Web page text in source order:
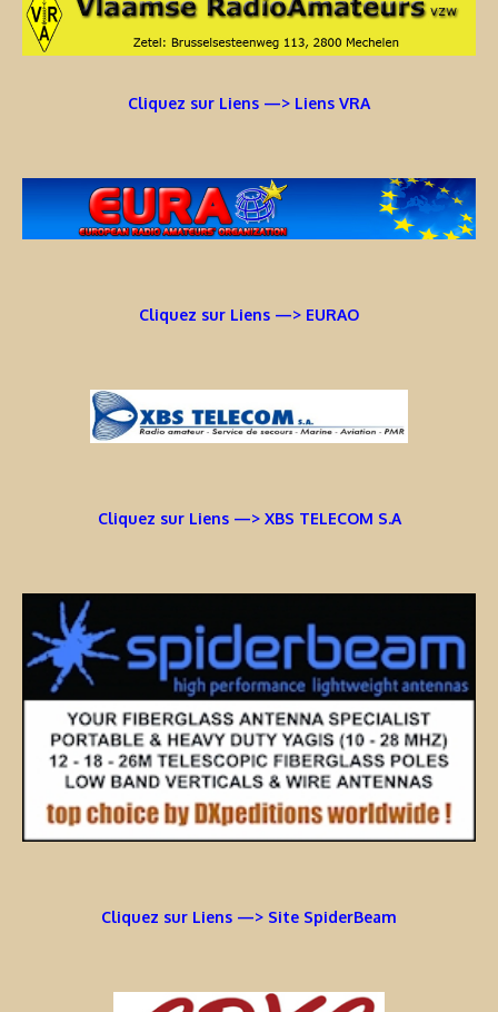
Cliquez sur Liens —> Liens VRA
Cliquez sur Liens —> EURAO
Cliquez sur Liens —> XBS TELECOM S.A
Cliquez sur Liens —> Site SpiderBeam